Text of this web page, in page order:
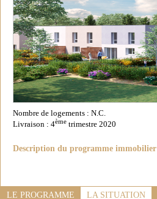
Nombre de logements : N.C.
Livraison : 4ème trimestre 2020
Description du programme immobilier
LE PROGRAMME LA SITUATION